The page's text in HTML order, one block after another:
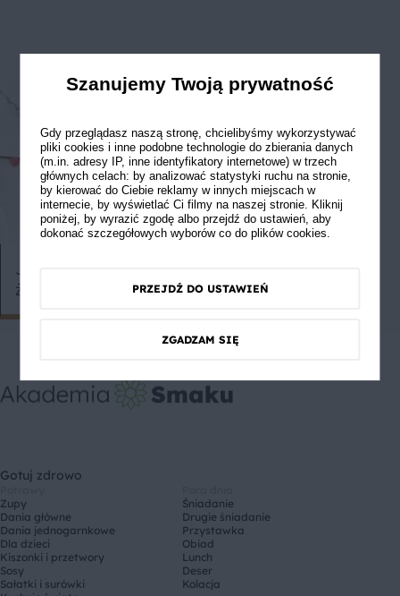
Jak zrobić dżem truskawkowy z
żelfiksem, a jak z agarem?
Gotuj zdrowo
Zupy
Dania główne
Dania jednogarnkowe
Dla dzieci
Kiszonki i przetwory
Sosy
Sałatki i surówki
Śniadanie
Drugie śniadanie
Przystawka
Obiad
Lunch
Deser
Kolacja
Szanujemy Twoją prywatność
Gdy przeglądasz naszą stronę, chcielibyśmy wykorzystywać
pliki cookies i inne podobne technologie do zbierania danych
(m.in. adresy IP, inne identyfikatory internetowe) w trzech
głównych celach: by analizować statystyki ruchu na stronie,
by kierować do Ciebie reklamy w innych miejscach w
internecie, by wyświetlać Ci filmy na naszej stronie. Kliknij
poniżej, by wyrazić zgodę albo przejdź do ustawień, aby
dokonać szczegółowych wyborów co do plików cookies.
PRZEJDŹ DO USTAWIEŃ
ZGADZAM SIĘ